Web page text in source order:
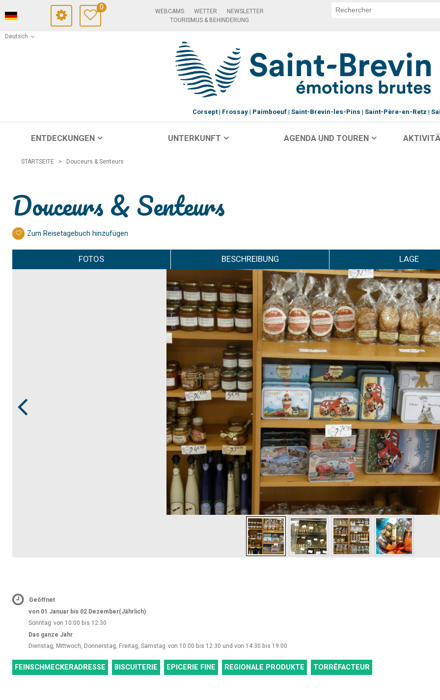
Deutsch
0 WEBCAMS WETTER
NEWSLETTER
TOURISMUS & BEHINDERUNG
Corsept Frossay Paimboeuf Saint-Brevin-les-Pins Saint-Père-en-Retz
ENTDECKUNGEN UNTERKUNFT AGENDA UND TOUREN
STARTSEITE > Douceurs & Senteurs
Douceurs & Senteurs
Zum Reisetagebuch hinzufügen
FOTOS BESCHREIBUNG LAGE
Geöffnet
von 01 Januar bis 02 Dezember(Jährlich)
Sonntag von 10:00 bis 12:30
Das ganze Jahr
Dienstag, Mittwoch, Donnerstag, Freitag, Samstag von 10:00 bis 12:30 und von 14:30 bis 19:00
FEINSCHMECKERADRESSE BISCUITERIE EPICERIE FINE REGIONALE PRODUKTE TORRÉFACTEUR